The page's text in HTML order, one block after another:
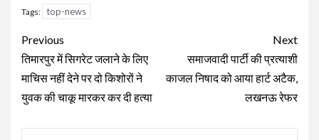
Tags: top-news
Continue
Reading
Previous
तिमारपुर में सिगरेट जलाने के लिए
माचिस नहीं देने पर दो किशोरों ने
युवक की चाकू मारकर कर दी हत्या
Next
समाजवादी पार्टी की प्रत्याशी
काजल निषाद को आया हार्ट अटैक,
लखनऊ रेफर